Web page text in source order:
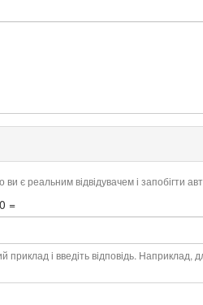
є реальним відвідувачем і запобігти
=
і введіть відповідь. Наприклад,